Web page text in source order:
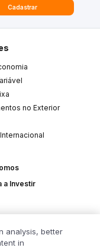
Cadastrar
no Exterior
a Investir
analysis, better
in